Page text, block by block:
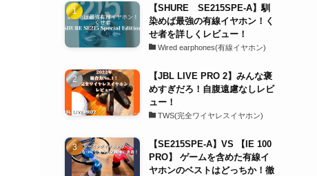
【SHURE SE215SPE-A】馴
染めば最強の有線イヤホン！く
せ者を詳しくレビュー！
Wired earphones(有線イヤホン)
【JBL LIVE PRO 2】みんな褒
めすぎだろ！自腹遠慮なしレビ
ュー！
TWS(完全ワイヤレスイヤホン)
【SE215SPE-A】VS 【IE 100
PRO】 ゲームを含めた有線イ
ヤホンのベストはどっちか！徹